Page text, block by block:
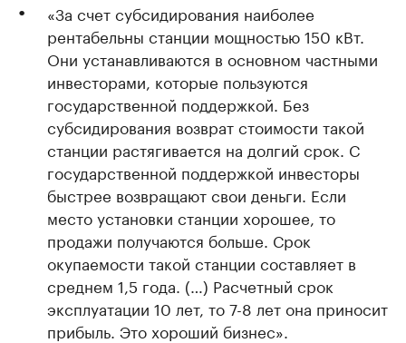
«За счет субсидирования наиболее
рентабельны станции мощностью 150 кВт.
Они устанавливаются в основном частными
инвесторами, которые пользуются
государственной поддержкой. Без
субсидирования возврат стоимости такой
станции растягивается на долгий срок. С
государственной поддержкой инвесторы
быстрее возвращают свои деньги. Если
место установки станции хорошее, то
продажи получаются больше. Срок
окупаемости такой станции составляет в
среднем 1,5 года. (…) Расчетный срок
эксплуатации 10 лет, то 7-8 лет она приносит
прибыль. Это хороший бизнес».